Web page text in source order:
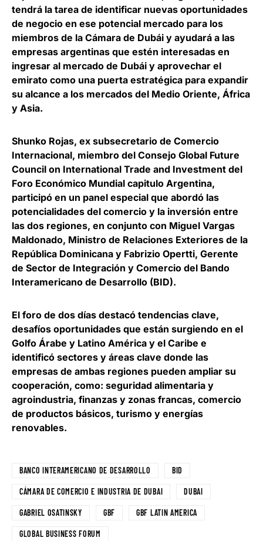
tendrá la tarea de identificar nuevas oportunidades
de negocio en ese potencial mercado para los
miembros de la Cámara de Dubái y ayudará a las
empresas argentinas que estén interesadas en
ingresar al mercado de Dubái y aprovechar el
emirato como una puerta estratégica para expandir
su alcance a los mercados del Medio Oriente, África
y Asia.
Shunko Rojas, ex subsecretario de Comercio
Internacional, miembro del Consejo Global Future
Council on International Trade and Investment del
Foro Económico Mundial capitulo Argentina,
participó en un panel especial que abordó las
potencialidades del comercio y la inversión entre
las dos regiones, en conjunto con Miguel Vargas
Maldonado, Ministro de Relaciones Exteriores de la
República Dominicana y Fabrizio Opertti, Gerente
de Sector de Integración y Comercio del Bando
Interamericano de Desarrollo (BID).
El foro de dos días destacó tendencias clave,
desafíos oportunidades que están surgiendo en el
Golfo Árabe y Latino América y el Caribe e
identificó sectores y áreas clave donde las
empresas de ambas regiones pueden ampliar su
cooperación, como: seguridad alimentaria y
agroindustria, finanzas y zonas francas, comercio
de productos básicos, turismo y energías
renovables.
BANCO INTERAMERICANO DE DESARROLLO BID
CÁMARA DE COMERCIO E INDUSTRIA DE DUBAI DUBAI
GABRIEL OSATINSKY GBF GBF LATIN AMERICA
GLOBAL BUSINESS FORUM